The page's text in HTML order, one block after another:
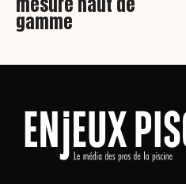
gamme